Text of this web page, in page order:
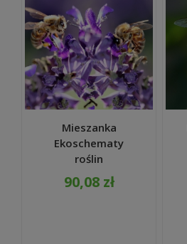
Mieszanka
Ekoschematy
roślin
miododajnych
dopłaty ARiMR
90,08 zł